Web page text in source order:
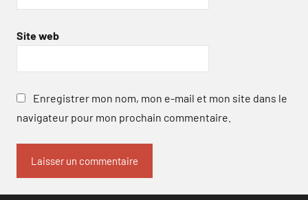
Site web
Enregistrer mon nom, mon e-mail et mon site dans le
navigateur pour mon prochain commentaire.